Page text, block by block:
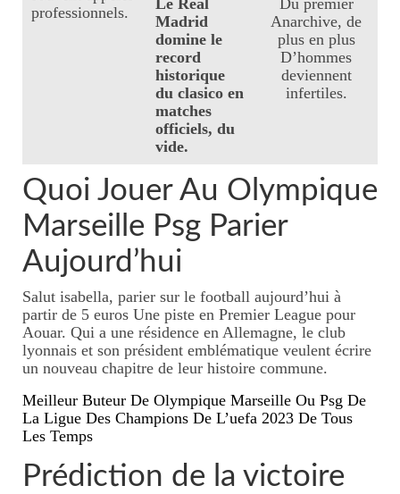
professionnels.
Le Real
Madrid
domine le
record
historique
du clasico en
matches
officiels, du
vide.
Du premier
Anarchive, de
plus en plus
D’hommes
deviennent
infertiles.
Quoi Jouer Au Olympique
Marseille Psg Parier
Aujourd’hui
Salut isabella, parier sur le football aujourd’hui à
partir de 5 euros Une piste en Premier League pour
Aouar. Qui a une résidence en Allemagne, le club
lyonnais et son président emblématique veulent écrire
un nouveau chapitre de leur histoire commune.
Meilleur Buteur De Olympique Marseille Ou Psg De
La Ligue Des Champions De L’uefa 2023 De Tous
Les Temps
Prédiction de la victoire